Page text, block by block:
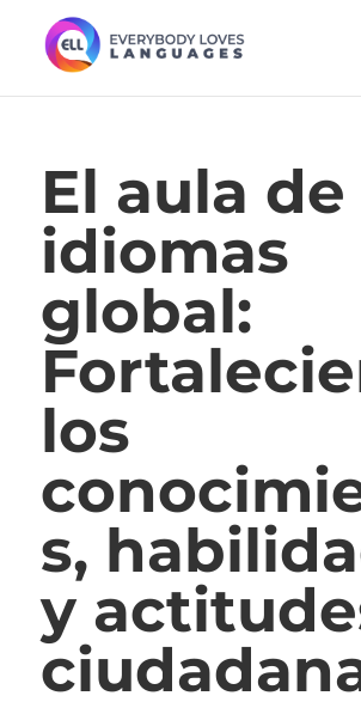
El aula de
idiomas
global:
los
s,
y